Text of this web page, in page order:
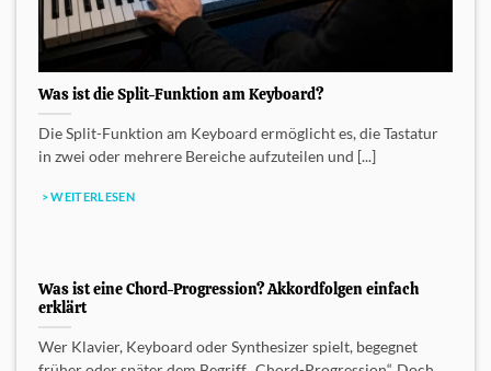
Was ist die Split-Funktion am Keyboard?
Die Split-Funktion am Keyboard ermöglicht es, die Tastatur
in zwei oder mehrere Bereiche aufzuteilen und [...]
> WEITERLESEN
Was ist eine Chord-Progression? Akkordfolgen einfach
erklärt
Wer Klavier, Keyboard oder Synthesizer spielt, begegnet